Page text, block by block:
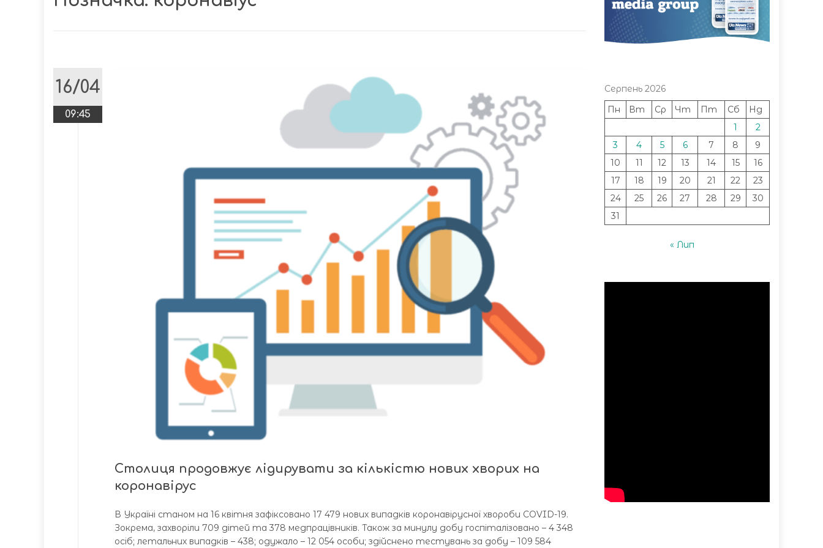
16/04
09:45
Столиця продовжує лідирувати за кількістю нових хворих на
коронавірус
В Україні станом на 16 квітня зафіксовано 17 479 нових випадків коронавірусної хвороби COVID-19.
Зокрема, захворіли 709 дітей та 378 медпрацівників. Також за минулу добу госпіталізовано – 4 348
осіб; летальних випадків – 438; одужало – 12 054 особи; здійснено тестувань за добу – 109 584
Серпень 2026
Пн
Вт Ср Чт Пт Сб
Нд
1
2
3
4 5 6 7 8
9
10
11 12 13 14 15
16
17
18 19 20 21 22
23
24
25 26 27 28 29
30
31
« Лип